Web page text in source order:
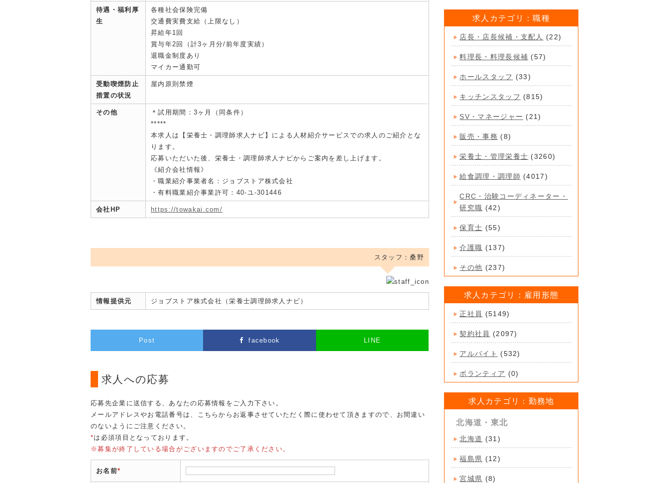
待遇・福利厚
生
各種社会保険完備
交通費実費支給（上限なし）
昇給年1回
賞与年2回（計3ヶ月分/前年度実績）
退職金制度あり
マイカー通勤可
受動喫煙防止
措置の状況
屋内原則禁煙
その他
＊試用期間：3ヶ月（同条件）
*****
本求人は【栄養士・調理師求人ナビ】による人材紹介サービスでの求人のご紹介とな
ります。
応募いただいた後、栄養士・調理師求人ナビからご案内を差し上げます。
《紹介会社情報》
・職業紹介事業者名：ジョブストア株式会社
・有料職業紹介事業許可：40-ユ-301446
会社HP https://towakai.com/
スタッフ：桑野
情報提供元 ジョブストア株式会社（栄養士調理師求人ナビ）
Post facebook LINE
求人への応募
応募先企業に送信する、あなたの応募情報をご入力下さい。
メールアドレスやお電話番号は、こちらからお返事させていただく際に使わせて頂きますので、お間違い
のないようにご注意ください。
*は必須項目となっております。
※募集が終了している場合がございますのでご了承ください。
お名前*
求人カテゴリ：職種
店長・店長候補・支配人 (22)
料理長・料理長候補 (57)
ホールスタッフ (33)
キッチンスタッフ (815)
SV・マネージャー (21)
販売・事務 (8)
栄養士・管理栄養士 (3260)
給食調理・調理師 (4017)
CRC・治験コーディネーター・
研究職 (42)
保育士 (55)
介護職 (137)
その他 (237)
求人カテゴリ：雇用形態
正社員 (5149)
契約社員 (2097)
アルバイト (532)
ボランティア (0)
求人カテゴリ：勤務地
北海道・東北
北海道 (31)
福島県 (12)
宮城県 (8)